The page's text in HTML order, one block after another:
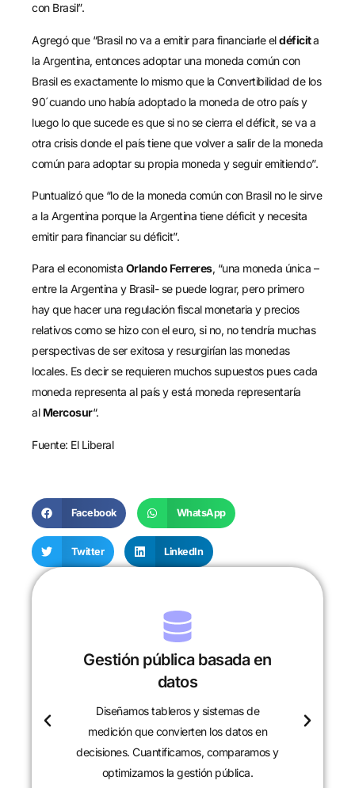
con Brasil”.
Agregó que “Brasil no va a emitir para financiarle eldéficita
la Argentina, entonces adoptar una moneda común con
Brasil es exactamente lo mismo que la Convertibilidad de los
90´cuando uno había adoptado la moneda de otro país y
luego lo que sucede es que si no se cierra el déficit, se va a
otra crisis donde el país tiene que volver a salir de la moneda
común para adoptar su propia moneda y seguir emitiendo”.
Puntualizó que “lo de la moneda común con Brasil no le sirve
a la Argentina porque la Argentina tiene déficit y necesita
emitir para financiar su déficit”.
Para el economista Orlando Ferreres, “una moneda única –
entre la Argentina y Brasil- se puede lograr, pero primero
hay que hacer una regulación fiscal monetaria y precios
relativos como se hizo con el euro, si no, no tendría muchas
perspectivas de ser exitosa y resurgirían las monedas
locales. Es decir se requieren muchos supuestos pues cada
moneda representa al país y está moneda representaría
al Mercosur“.
Fuente: El Liberal
Facebook WhatsApp
Twitter LinkedIn
Gestión pública basada en
datos
Diseñamos tableros y sistemas de
medición que convierten los datos en
decisiones. Cuantificamos, comparamos y
optimizamos la gestión pública.